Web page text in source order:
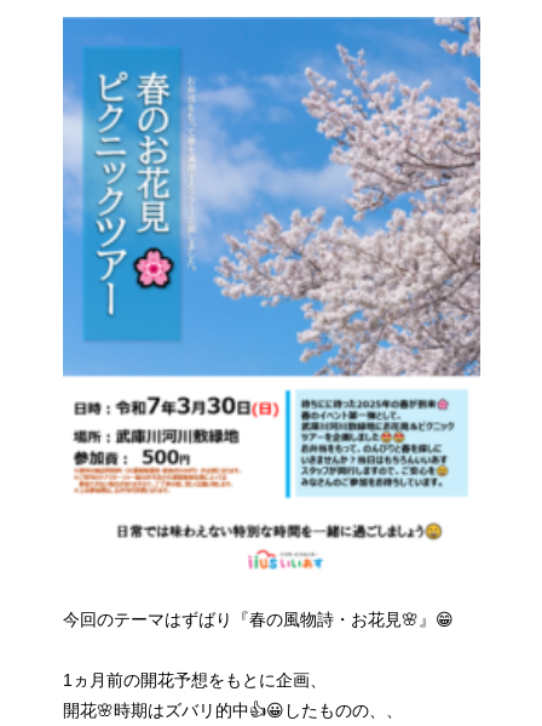
今回のテーマはずばり『春の風物詩・お花見🌸』😁
1ヵ月前の開花予想をもとに企画、
開花🌸時期はズバリ的中👍😀したものの、、